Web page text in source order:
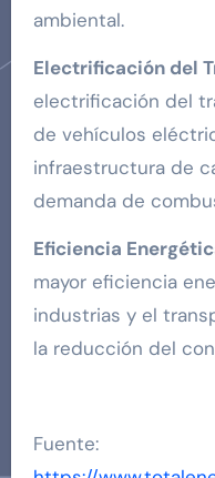
ambiental.
Electrificación del
electrificación del
de vehículos
infraestructura de
demanda de
Eficiencia
mayor eficiencia
industrias y el
la reducción del
Fuente: